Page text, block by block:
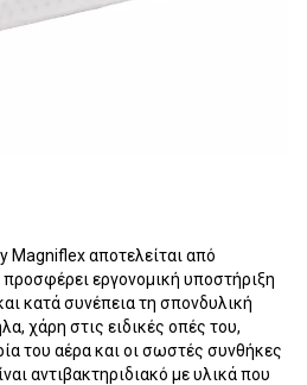
Magniflex αποτελείται από
εργονομική υποστήριξη
κατά συνέπεια τη σπονδυλική
χάρη στις ειδικές οπές του,
του αέρα και οι σωστές συνθήκες
αντιβακτηριδιακό με υλικά που